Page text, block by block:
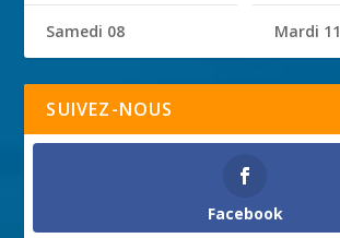
Samedi 08 Mardi 11
SUIVEZ-NOUS
Facebook